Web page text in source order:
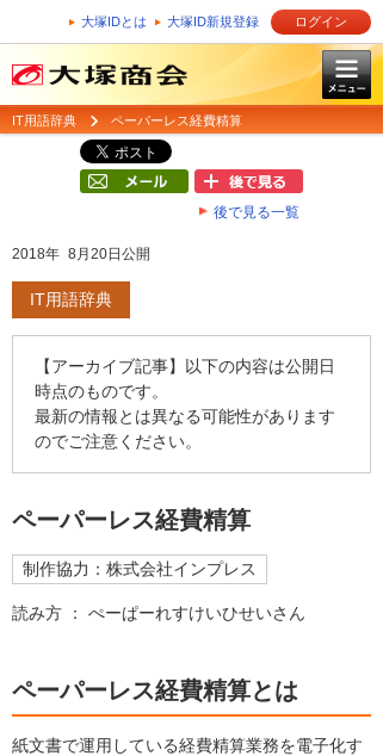
大塚IDとは 大塚ID新規登録 ログイン
IT用語辞典 ペーパーレス経費精算
後で見る一覧
2018年 8月20日公開
IT用語辞典
【アーカイブ記事】以下の内容は公開日
時点のものです。
最新の情報とは異なる可能性があります
のでご注意ください。
ペーパーレス経費精算
制作協力：株式会社インプレス
読み方 ： ぺーぱーれすけいひせいさん
ペーパーレス経費精算とは
紙文書で運用している経費精算業務を電子化す